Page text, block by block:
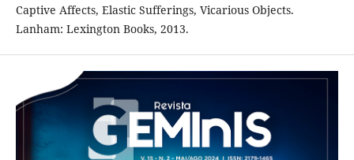
Captive Affects, Elastic Sufferings, Vicarious Objects.
Lanham: Lexington Books, 2013.